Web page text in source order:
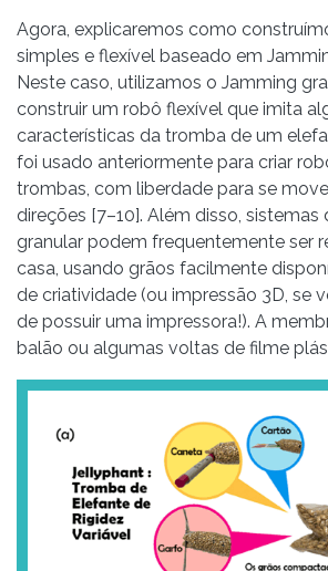
Agora, explicaremos como
simples e flexível baseado em
Neste caso, utilizamos o Jamming
construir um robô flexível que imita
características da tromba de um
foi usado anteriormente para criar
trombas, com liberdade para se
direções [7–10]. Além disso, sistemas
granular podem frequentemente ser
casa, usando grãos facilmente
de criatividade (ou impressão 3D, se
de possuir uma impressora!). A
balão ou algumas voltas de filme